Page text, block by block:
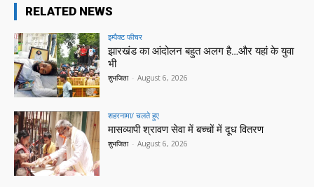
RELATED NEWS
इम्पैक्ट फीचर
झारखंड का आंदोलन बहुत अलग है…और यहां के युवा
भी
शुभजिता - August 6, 2026
शहरनामा/ चलते हुए
मासव्यापी श्रावण सेवा में बच्चों में दूध वितरण
शुभजिता - August 6, 2026